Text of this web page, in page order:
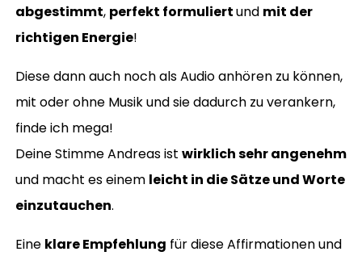
abgestimmt, perfekt formuliertund mit der
richtigen Energie!
Diese dann auch noch als Audio anhören zu können,
mit oder ohne Musik und sie dadurch zu verankern,
finde ich mega!
Deine Stimme Andreas ist wirklich sehr angenehm
und macht es einem leicht in die Sätze und Worte
einzutauchen.
Eine klare Empfehlung für diese Affirmationen und